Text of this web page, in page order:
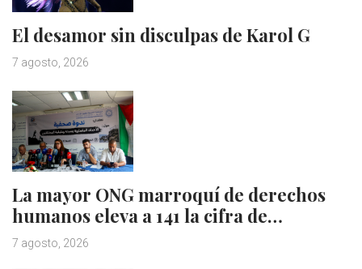
El desamor sin disculpas de Karol G
7 agosto, 2026
La mayor ONG marroquí de derechos
humanos eleva a 141 la cifra de…
7 agosto, 2026